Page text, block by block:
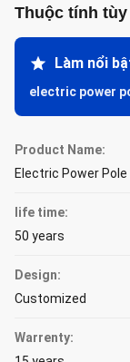
Thuộc tính
Làm nổi
electric power
Product Name:
Electric Power Pole
life time:
50 years
Design:
Customized
Warrenty: